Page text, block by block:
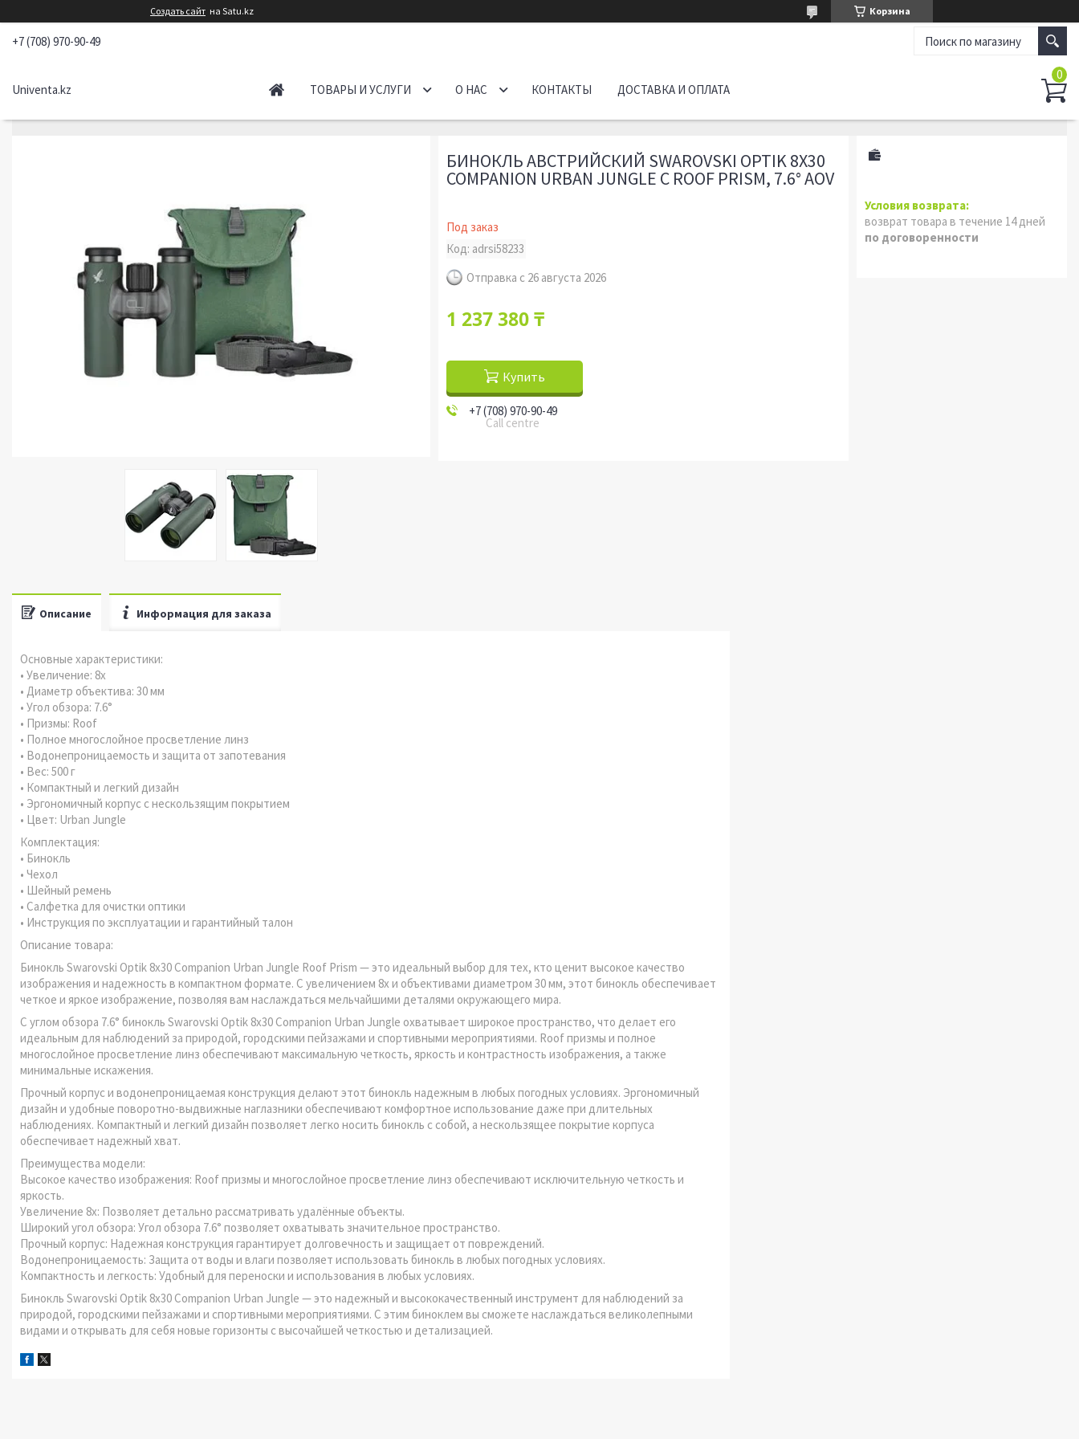
Создать сайт на Satu.kz Корзина
+7 (708) 970-90-49
Univenta.kz ТОВАРЫ И УСЛУГИ О НАС КОНТАКТЫ ДОСТАВКА И ОПЛАТА
БИНОКЛЬ АВСТРИЙСКИЙ SWAROVSKI OPTIK 8X30
COMPANION URBAN JUNGLE С ROOF PRISM, 7.6° AOV
Под заказ
Код: adrsi58233
Отправка с 26 августа 2026
1 237 380 ₸
Купить
+7 (708) 970-90-49
Call centre
возврат товара в течение 14 дней
по договоренности
Описание Информация для заказа
Основные характеристики:
• Увеличение: 8x
• Диаметр объектива: 30 мм
• Угол обзора: 7.6°
• Призмы: Roof
• Полное многослойное просветление линз
• Водонепроницаемость и защита от запотевания
• Вес: 500 г
• Компактный и легкий дизайн
• Эргономичный корпус с нескользящим покрытием
• Цвет: Urban Jungle
Комплектация:
• Бинокль
• Чехол
• Шейный ремень
• Салфетка для очистки оптики
• Инструкция по эксплуатации и гарантийный талон
Описание товара:
Бинокль Swarovski Optik 8x30 Companion Urban Jungle Roof Prism — это идеальный выбор для тех, кто ценит высокое качество
изображения и надежность в компактном формате. С увеличением 8x и объективами диаметром 30 мм, этот бинокль обеспечивает
четкое и яркое изображение, позволяя вам наслаждаться мельчайшими деталями окружающего мира.
С углом обзора 7.6° бинокль Swarovski Optik 8x30 Companion Urban Jungle охватывает широкое пространство, что делает его
идеальным для наблюдений за природой, городскими пейзажами и спортивными мероприятиями. Roof призмы и полное
многослойное просветление линз обеспечивают максимальную четкость, яркость и контрастность изображения, а также
минимальные искажения.
Прочный корпус и водонепроницаемая конструкция делают этот бинокль надежным в любых погодных условиях. Эргономичный
дизайн и удобные поворотно-выдвижные наглазники обеспечивают комфортное использование даже при длительных
наблюдениях. Компактный и легкий дизайн позволяет легко носить бинокль с собой, а нескользящее покрытие корпуса
обеспечивает надежный хват.
Преимущества модели:
Высокое качество изображения: Roof призмы и многослойное просветление линз обеспечивают исключительную четкость и
яркость.
Увеличение 8x: Позволяет детально рассматривать удалённые объекты.
Широкий угол обзора: Угол обзора 7.6° позволяет охватывать значительное пространство.
Прочный корпус: Надежная конструкция гарантирует долговечность и защищает от повреждений.
Водонепроницаемость: Защита от воды и влаги позволяет использовать бинокль в любых погодных условиях.
Компактность и легкость: Удобный для переноски и использования в любых условиях.
Бинокль Swarovski Optik 8x30 Companion Urban Jungle — это надежный и высококачественный инструмент для наблюдений за
природой, городскими пейзажами и спортивными мероприятиями. С этим биноклем вы сможете наслаждаться великолепными
видами и открывать для себя новые горизонты с высочайшей четкостью и детализацией.